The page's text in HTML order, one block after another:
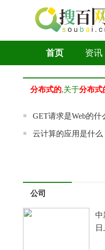
首页 资讯
分布式的,关于分布式
GET请求是Web的什
云计算的应用是什
公司
中